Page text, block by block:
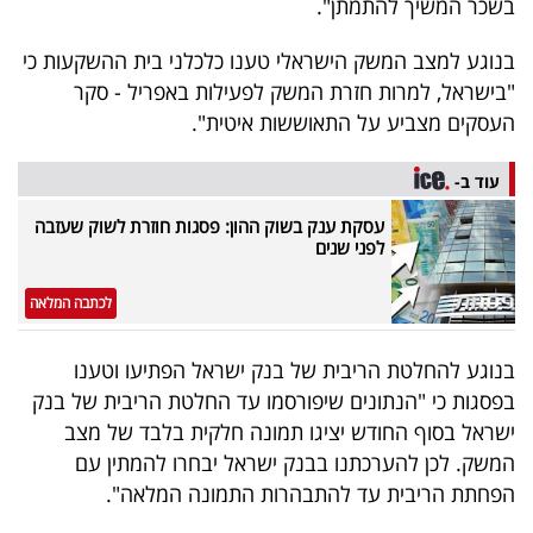
40
שיתופי
פעולה
דרושים
ניוזלטרים
מייל
אדום
בשכר המשיך להתמתן".
בנוגע למצב המשק הישראלי טענו כלכלני בית ההשקעות כי
"בישראל, למרות חזרת המשק לפעילות באפריל - סקר
העסקים מצביע על התאוששות איטית".
עוד ב-
עסקת ענק בשוק ההון: פסגות חוזרת לשוק שעזבה
לפני שנים
לכתבה המלאה
בנוגע להחלטת הריבית של בנק ישראל הפתיעו וטענו
בפסגות כי "הנתונים שיפורסמו עד החלטת הריבית של בנק
ישראל בסוף החודש יציגו תמונה חלקית בלבד של מצב
המשק. לכן להערכתנו בבנק ישראל יבחרו להמתין עם
הפחתת הריבית עד להתבהרות התמונה המלאה".